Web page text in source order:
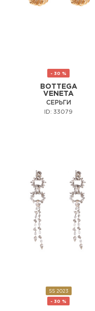
- 30 %
BOTTEGA
VENETA
СЕРЬГИ
ID: 33079
SS 2023
- 30 %